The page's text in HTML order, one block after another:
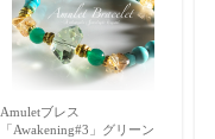
Amuletブレス
「Awakening#3」グリーン